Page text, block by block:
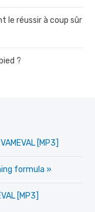
le réussir à coup sûr
?
[MP3]
formula »
[MP3]